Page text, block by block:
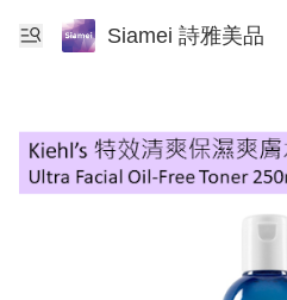
Siamei 詩雅美品